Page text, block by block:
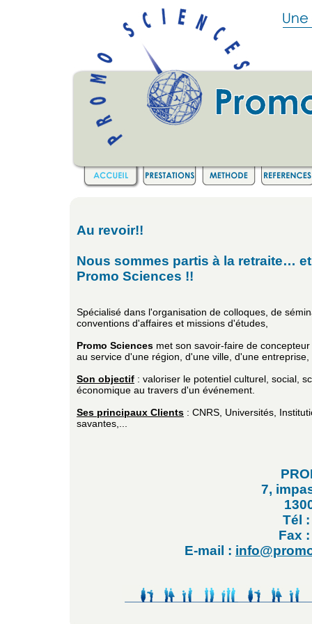
Au revoir!!
Nous sommes partis à la retraite…
Promo Sciences !!
Spécialisé dans l'organisation de colloques, de
conventions d'affaires et missions d'études,
Promo Sciences met son savoir-faire de
au service d'une région, d'une ville, d'une
Son objectif : valoriser le potentiel culturel, social,
économique au travers d'un événement.
Ses principaux Clients : CNRS, Universités,
savantes,...
7,
Tél
Fax
E-mail :